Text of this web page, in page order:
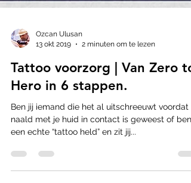
13 okt 2019
2 minuten om te lezen
Tattoo voorzorg | Van Zero to
Hero in 6 stappen.
Ben jij iemand die het al uitschreeuwt voordat
een echte “tattoo held” en zit jij...